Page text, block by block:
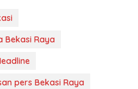
Bekasi Raya
pers Bekasi Raya